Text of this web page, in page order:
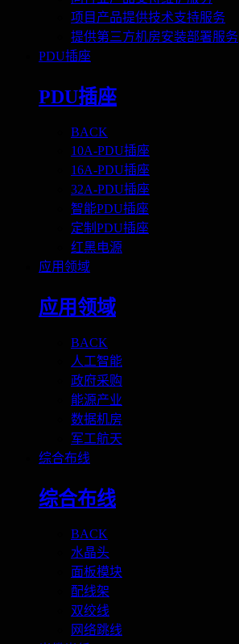
项目产品提供技术支持服务
提供第三方机房安装部署服务
PDU插座
PDU插座
BACK
10A-PDU插座
16A-PDU插座
32A-PDU插座
智能PDU插座
定制PDU插座
红黑电源
应用领域
应用领域
BACK
人工智能
政府采购
能源产业
数据机房
军工航天
综合布线
综合布线
BACK
水晶头
面板模块
配线架
双绞线
网络跳线